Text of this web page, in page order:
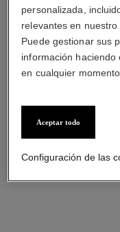
Hidratante Rellenador
Fortalecedor
Ref. 141070
Ver información
personalizada,
relevantes en nuestro
Puede gestionar sus
información haciendo
en cualquier
Aceptar todo
Configuración de las